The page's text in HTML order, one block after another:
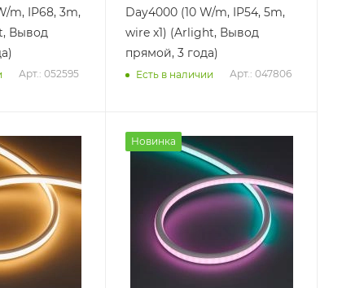
m, IP68, 3m,
Вывод
Арт.: 052595
Day4000 (10 W/m, IP54, 5m,
wire x1) (Arlight, Вывод
прямой, 3 года)
Есть в наличии Арт.: 047806
Новинка